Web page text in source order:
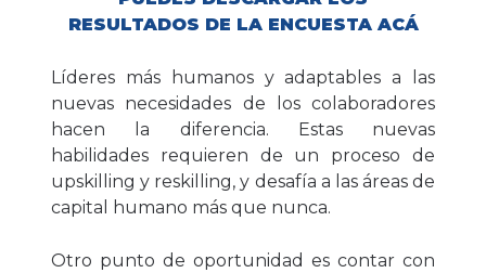
RESULTADOS DE LA ENCUESTA ACÁ
Líderes más humanos y adaptables a las
nuevas necesidades de los colaboradores
hacen la diferencia. Estas nuevas
habilidades requieren de un proceso de
upskilling y reskilling, y desafía a las áreas de
capital humano más que nunca.
Otro punto de oportunidad es contar con